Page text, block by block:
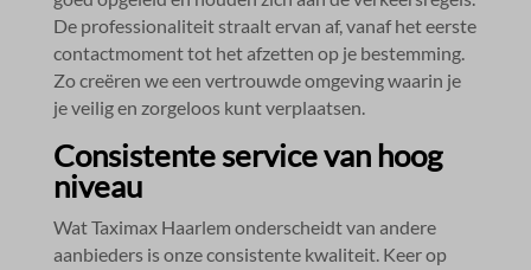
De professionaliteit straalt ervan af, vanaf het eerste
contactmoment tot het afzetten op je bestemming.​
Zo creëren we een vertrouwde omgeving waarin je
je veilig en zorgeloos kunt verplaatsen.​
Consistente service van hoog
niveau
Wat Taximax Haarlem onderscheidt van andere
aanbieders is onze consistente kwaliteit.​ Keer op